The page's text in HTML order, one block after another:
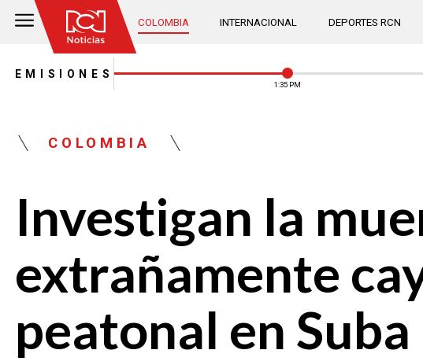
COLOMBIA INTERNACIONAL DEPORTES RCN
EMISIONES
1:35 PM
COLOMBIA
Investigan la
extrañamente
peatonal en Suba